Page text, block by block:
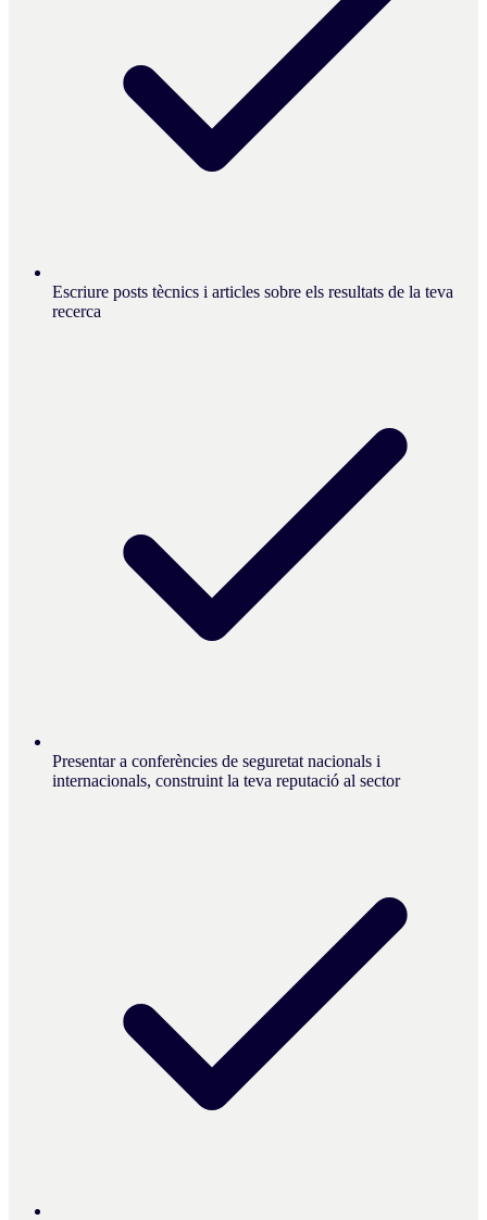
Escriure posts tècnics i articles sobre els resultats de la teva
recerca
Presentar a conferències de seguretat nacionals i
internacionals, construint la teva reputació al sector